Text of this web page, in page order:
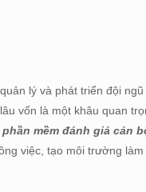
lý và phát triển đội
vốn là một khâu quan
phần mềm đánh giá cán
việc, tạo môi trường làm